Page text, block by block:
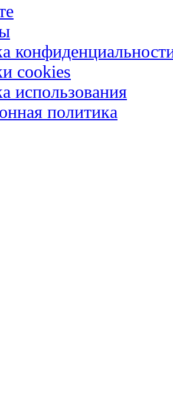
cookies
использования
политика